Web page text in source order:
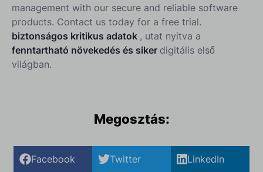
management with our secure and reliable software
products. Contact us today for a free trial.
biztonságos kritikus adatok , utat nyitva a
fenntartható növekedés és siker digitális első
világban.
Megosztás:
Facebook Twitter LinkedIn